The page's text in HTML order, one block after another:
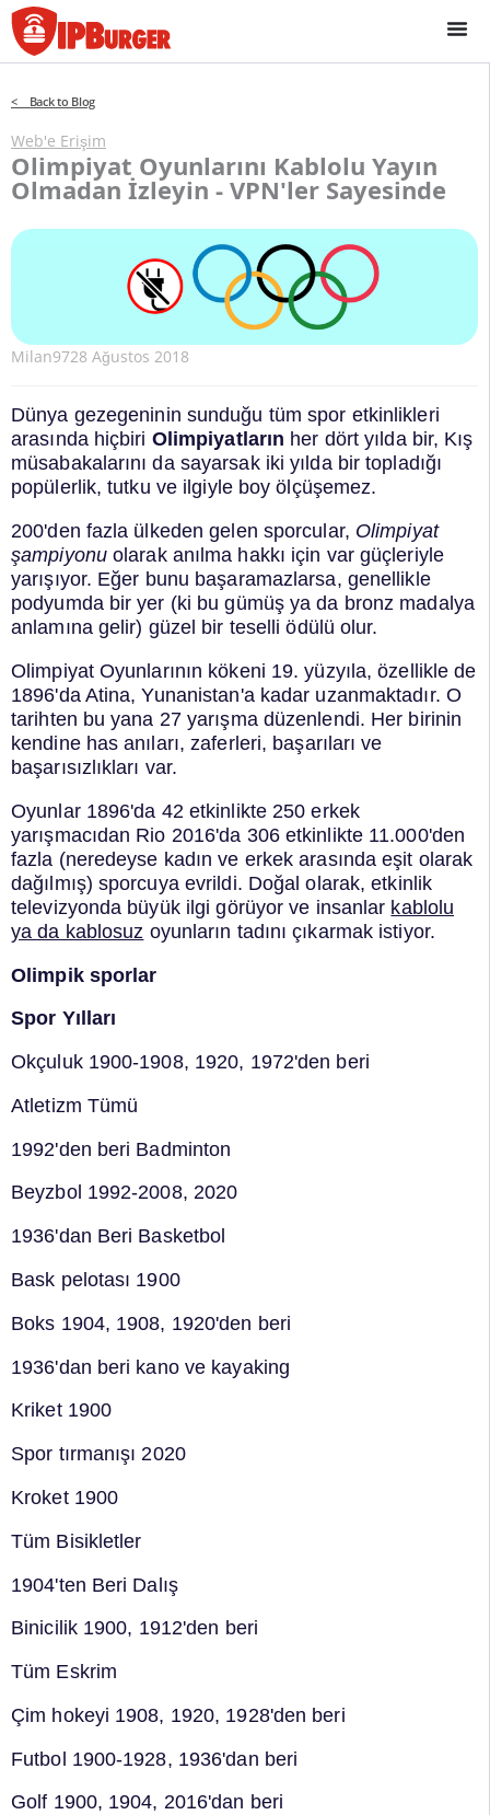
İçeriğe
geç
< Back to Blog
Web'e Erişim
Olimpiyat Oyunlarını Kablolu Yayın
Olmadan İzleyin - VPN'ler Sayesinde
Milan9728 Ağustos 2018
Dünya gezegeninin sunduğu tüm spor etkinlikleri
arasında hiçbiri Olimpiyatların her dört yılda bir, Kış
müsabakalarını da sayarsak iki yılda bir topladığı
popülerlik, tutku ve ilgiyle boy ölçüşemez.
200'den fazla ülkeden gelen sporcular, Olimpiyat
şampiyonuolarak anılma hakkı için var güçleriyle
yarışıyor. Eğer bunu başaramazlarsa, genellikle
podyumda bir yer (ki bu gümüş ya da bronz madalya
anlamına gelir) güzel bir teselli ödülü olur.
Olimpiyat Oyunlarının kökeni 19. yüzyıla, özellikle de
1896'da Atina, Yunanistan'a kadar uzanmaktadır. O
tarihten bu yana 27 yarışma düzenlendi. Her birinin
kendine has anıları, zaferleri, başarıları ve
başarısızlıkları var.
Oyunlar 1896'da 42 etkinlikte 250 erkek
yarışmacıdan Rio 2016'da 306 etkinlikte 11.000'den
fazla (neredeyse kadın ve erkek arasında eşit olarak
dağılmış) sporcuya evrildi. Doğal olarak, etkinlik
televizyonda büyük ilgi görüyor ve insanlar kablolu
ya da kablosuz oyunların tadını çıkarmak istiyor.
Olimpik sporlar
Spor Yılları
Okçuluk 1900-1908, 1920, 1972'den beri
Atletizm Tümü
1992'den beri Badminton
Beyzbol 1992-2008, 2020
1936'dan Beri Basketbol
Bask pelotası 1900
Boks 1904, 1908, 1920'den beri
1936'dan beri kano ve kayaking
Kriket 1900
Spor tırmanışı 2020
Kroket 1900
Tüm Bisikletler
1904'ten Beri Dalış
Binicilik 1900, 1912'den beri
Tüm Eskrim
Çim hokeyi 1908, 1920, 1928'den beri
Futbol 1900-1928, 1936'dan beri
Golf 1900, 1904, 2016'dan beri